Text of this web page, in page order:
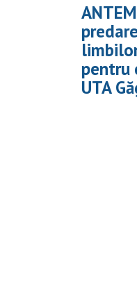
pentru
UTA